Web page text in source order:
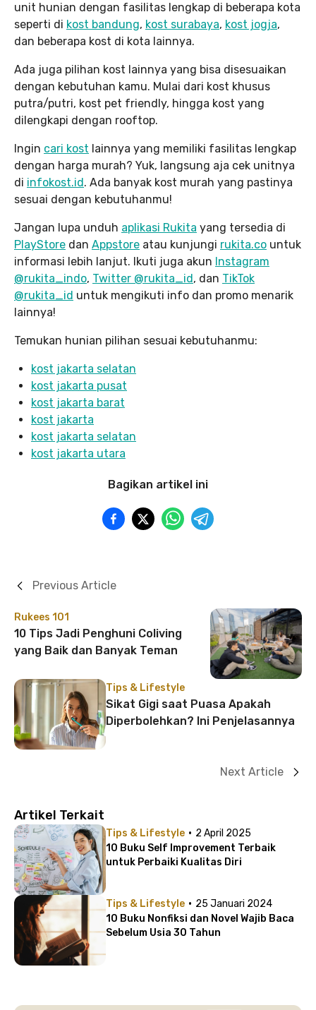
unit hunian dengan fasilitas lengkap di beberapa kota
seperti di kost bandung, kost surabaya, kost jogja,
dan beberapa kost di kota lainnya.
Ada juga pilihan kost lainnya yang bisa disesuaikan
dengan kebutuhan kamu. Mulai dari kost khusus
putra/putri, kost pet friendly, hingga kost yang
dilengkapi dengan rooftop.
Ingin cari kost lainnya yang memiliki fasilitas lengkap
dengan harga murah? Yuk, langsung aja cek unitnya
di infokost.id . Ada banyak kost murah yang pastinya
sesuai dengan kebutuhanmu!
Jangan lupa unduh aplikasi Rukita yang tersedia di
PlayStore dan Appstore atau kunjungi rukita.co untuk
informasi lebih lanjut. Ikuti juga akun Instagram
@rukita_indo, Twitter @rukita_id , dan TikTok
@rukita_id untuk mengikuti info dan promo menarik
lainnya!
Temukan hunian pilihan sesuai kebutuhanmu:
kost jakarta selatan
kost jakarta pusat
kost jakarta barat
kost jakarta
kost jakarta selatan
kost jakarta utara
Bagikan artikel ini
Rukees 101
10 Tips Jadi Penghuni Coliving
yang Baik dan Banyak Teman
Previous Article
Tips & Lifestyle
Sikat Gigi saat Puasa Apakah
Diperbolehkan? Ini Penjelasannya
Next Article
Artikel Terkait
Tips & Lifestyle · 2 April 2025
10 Buku Self Improvement Terbaik
untuk Perbaiki Kualitas Diri
Tips & Lifestyle · 25 Januari 2024
10 Buku Nonfiksi dan Novel Wajib Baca
Sebelum Usia 30 Tahun